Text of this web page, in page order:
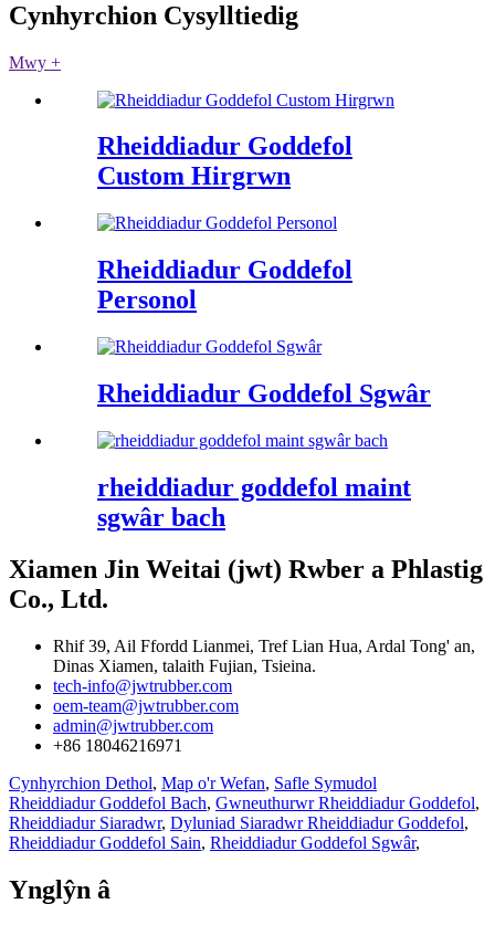
Cynhyrchion Cysylltiedig
Mwy +
Rheiddiadur Goddefol
Custom Hirgrwn
Rheiddiadur Goddefol
Personol
Rheiddiadur Goddefol Sgwâr
rheiddiadur goddefol maint
sgwâr bach
Xiamen Jin Weitai (jwt) Rwber a Phlastig
Co., Ltd.
Rhif 39, Ail Ffordd Lianmei, Tref Lian Hua, Ardal Tong' an,
Dinas Xiamen, talaith Fujian, Tsieina.
tech-info@jwtrubber.com
oem-team@jwtrubber.com
admin@jwtrubber.com
+86 18046216971
Cynhyrchion Dethol, Map o'r Wefan, Safle Symudol
Rheiddiadur Goddefol Bach, Gwneuthurwr Rheiddiadur Goddefol,
Rheiddiadur Siaradwr, Dyluniad Siaradwr Rheiddiadur Goddefol,
Rheiddiadur Goddefol Sain, Rheiddiadur Goddefol Sgwâr,
Ynglŷn â